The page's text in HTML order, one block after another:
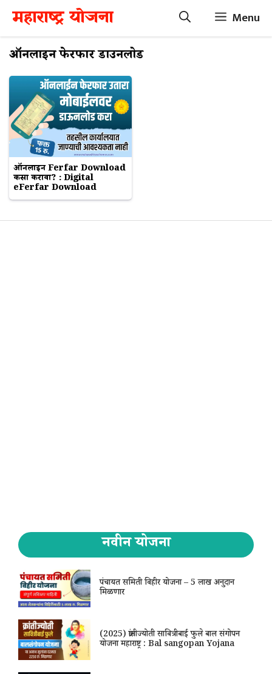
Skip
content
महाराष्ट्र योजना Menu
ऑनलाईन फेरफार डाउनलोड
ऑनलाईन Ferfar Download
कसा करावा? : Digital
eFerfar Download
नवीन योजना
पंचायत समिती विहीर योजना – 5 लाख अनुदान
मिळणार
(2025) क्रांतीज्योती सावित्रीबाई फुले बाल संगोपन
योजना महाराष्ट्र : Bal sangopan Yojana